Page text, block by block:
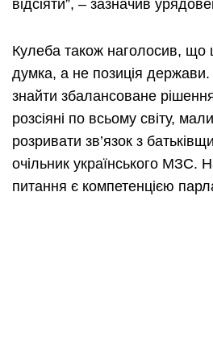
відсіяти”, – зазначив
Кулеба також наголосив, що
думка, а не позиція
знайти збалансоване
розсіяні по всьому світу,
розривати зв’язок з
очільник українського МЗС.
питання є компетенцією